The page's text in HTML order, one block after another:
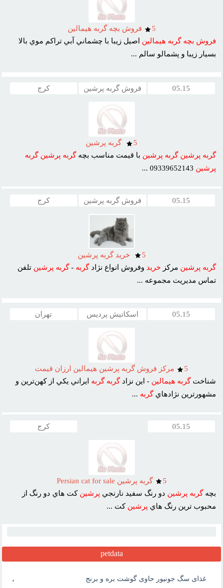
5
فروش بچه گربه هيمالين
فروش بچه گربه هيمالين اصيل زيبا با چشماني آبي تراکم موي بالا
بسيار زيبا و پشمالو سالم ...
05.15 فروش گربه پرشين کرج
5
گربه پرشين
گربه پرشين گربه پرشين با قيمت مناسب بچهگربه پرشين گربه
پرشين
05.15 فروش گربه پرشین کرج
5
خريد گربه پرشين
گربه پرشين مرکزخريد وفروش انواع نژادگربه -گربه پرشين تلفن
تماس مديريت مجموعه ...
05.15 اسکاتیش پردیس تهران
5
مرکز فروش گربه پرشين هيمالين ارزان قيمت
شناختگربه هيمالين - اين نزادگربه گربه ايراني يکي از کهن‌ترين و
مشهورترين نژادهايگربه ...
05.15 کرج
5
گربه پرشين Persian cat for sale
بچهگربه پرشين دو رنگ سفيد نارنجي پرشين کت هاي دو رنگ از
محبوب ترين رنگ هاي پرشين کت ...
petdata
غذای سگ جونیور حاوی گوشت بره و برنج ،